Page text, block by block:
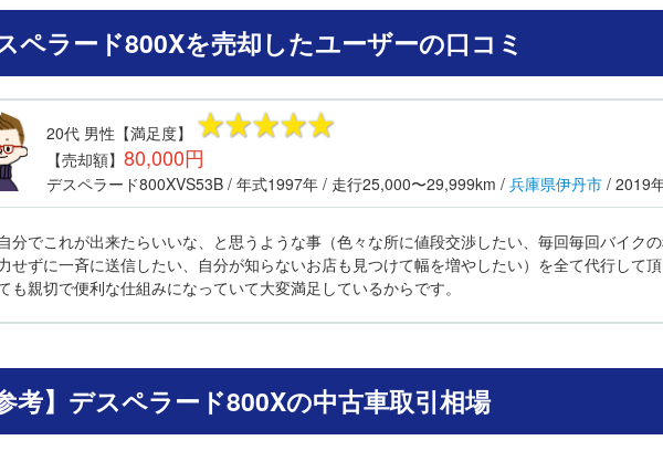
ペラード800Xを売却したユーザーの口コミ
20代 男性 【満足度】
【売却額】 80,000円
デスペラード800XVS53B / 年式1997年 / 走行25,000〜29,999km / 兵庫県伊丹市 / 2019
分でこれが出来たらいいな、と思うような事（色々な所に値段交渉したい、毎回毎回バイク
せずに一斉に送信したい、自分が知らないお店も見つけて幅を増やしたい）を全て代行して
も親切で便利な仕組みになっていて大変満足しているからです。
考】デスペラード800Xの中古車取引相場